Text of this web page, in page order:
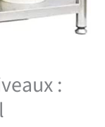
: